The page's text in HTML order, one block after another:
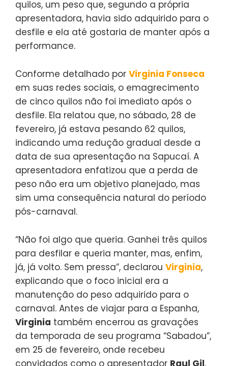
quilos, um peso que, segundo a própria
apresentadora, havia sido adquirido para o
desfile e ela até gostaria de manter após a
performance.
Conforme detalhado por Virginia Fonseca
em suas redes sociais, o emagrecimento
de cinco quilos não foi imediato após o
desfile. Ela relatou que, no sábado, 28 de
fevereiro, já estava pesando 62 quilos,
indicando uma redução gradual desde a
data de sua apresentação na Sapucaí. A
apresentadora enfatizou que a perda de
peso não era um objetivo planejado, mas
sim uma consequência natural do período
pós-carnaval.
“Não foi algo que queria. Ganhei três quilos
para desfilar e queria manter, mas, enfim,
já, já volto. Sem pressa”, declarou Virginia,
explicando que o foco inicial era a
manutenção do peso adquirido para o
carnaval. Antes de viajar para a Espanha,
Virginia também encerrou as gravações
da temporada de seu programa “Sabadou”,
em 25 de fevereiro, onde recebeu